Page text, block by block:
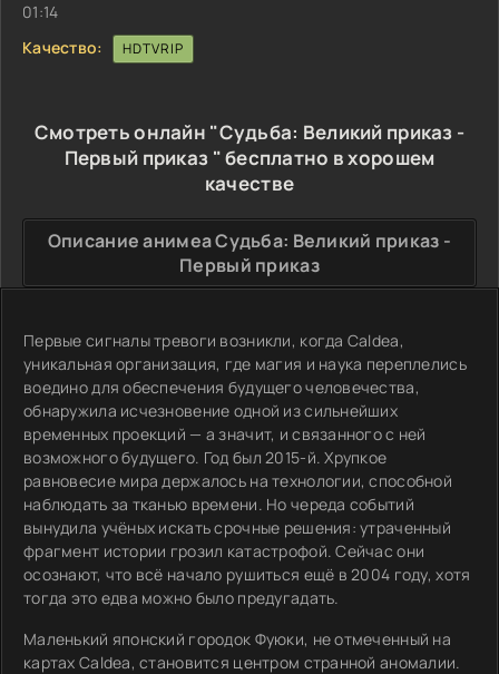
01:14
Качество:
HDTVRIP
Смотреть онлайн "Судьба: Великий приказ -
Первый приказ " бесплатно в хорошем
качестве
Описание анимеа Судьба: Великий приказ -
Первый приказ
Первые сигналы тревоги возникли, когда Caldea,
уникальная организация, где магия и наука переплелись
воедино для обеспечения будущего человечества,
обнаружила исчезновение одной из сильнейших
временных проекций — а значит, и связанного с ней
возможного будущего. Год был 2015-й. Хрупкое
равновесие мира держалось на технологии, способной
наблюдать за тканью времени. Но череда событий
вынудила учёных искать срочные решения: утраченный
фрагмент истории грозил катастрофой. Сейчас они
осознают, что всё начало рушиться ещё в 2004 году, хотя
тогда это едва можно было предугадать.
Маленький японский городок Фуюки, не отмеченный на
картах Caldea, становится центром странной аномалии.